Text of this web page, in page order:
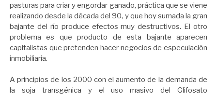
pasturas para criar y engordar ganado, práctica que se viene
realizando desde la década del 90, y que hoy sumada la gran
bajante del río produce efectos muy destructivos. El otro
problema es que producto de esta bajante aparecen
capitalistas que pretenden hacer negocios de especulación
inmobiliaria.
A principios de los 2000 con el aumento de la demanda de
la soja transgénica y el uso masivo del Glifosato